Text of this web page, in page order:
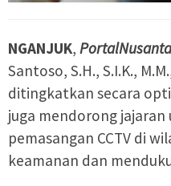
NGANJUK,
Santoso, S.H., S.I.K.,
ditingkatkan secara
juga mendorong
pemasangan CCTV di
keamanan dan